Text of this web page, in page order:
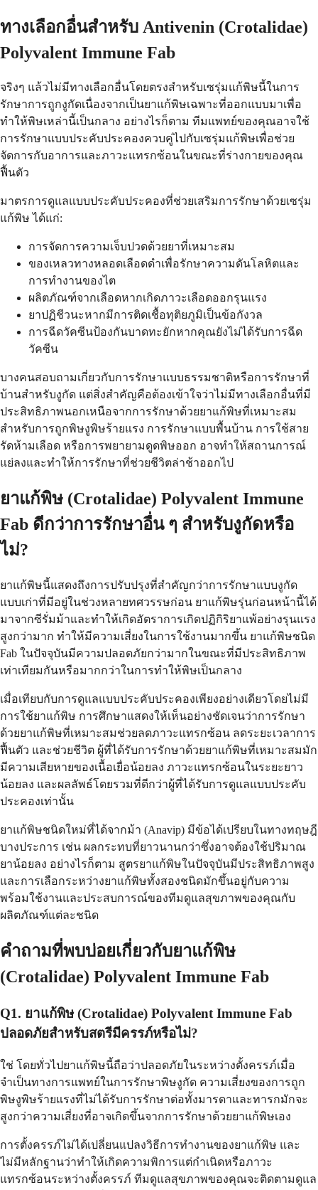
ทางเลือกอื่นสำหรับ Antivenin (Crotalidae)
Polyvalent Immune Fab
จริงๆ แล้วไม่มีทางเลือกอื่นโดยตรงสำหรับเซรุ่มแก้พิษนี้ในการ
รักษาการถูกงูกัดเนื่องจากเป็นยาแก้พิษเฉพาะที่ออกแบบมาเพื่อ
ทำให้พิษเหล่านี้เป็นกลาง อย่างไรก็ตาม ทีมแพทย์ของคุณอาจใช้
การรักษาแบบประคับประคองควบคู่ไปกับเซรุ่มแก้พิษเพื่อช่วย
จัดการกับอาการและภาวะแทรกซ้อนในขณะที่ร่างกายของคุณ
ฟื้นตัว
มาตรการดูแลแบบประคับประคองที่ช่วยเสริมการรักษาด้วยเซรุ่ม
แก้พิษ ได้แก่:
การจัดการความเจ็บปวดด้วยยาที่เหมาะสม
ของเหลวทางหลอดเลือดดำเพื่อรักษาความดันโลหิตและ
การทำงานของไต
ผลิตภัณฑ์จากเลือดหากเกิดภาวะเลือดออกรุนแรง
ยาปฏิชีวนะหากมีการติดเชื้อทุติยภูมิเป็นข้อกังวล
การฉีดวัคซีนป้องกันบาดทะยักหากคุณยังไม่ได้รับการฉีด
วัคซีน
บางคนสอบถามเกี่ยวกับการรักษาแบบธรรมชาติหรือการรักษาที่
บ้านสำหรับงูกัด แต่สิ่งสำคัญคือต้องเข้าใจว่าไม่มีทางเลือกอื่นที่มี
ประสิทธิภาพนอกเหนือจากการรักษาด้วยยาแก้พิษที่เหมาะสม
สำหรับการถูกพิษงูพิษร้ายแรง การรักษาแบบพื้นบ้าน การใช้สาย
รัดห้ามเลือด หรือการพยายามดูดพิษออก อาจทำให้สถานการณ์
แย่ลงและทำให้การรักษาที่ช่วยชีวิตล่าช้าออกไป
ยาแก้พิษ (Crotalidae) Polyvalent Immune
Fab ดีกว่าการรักษาอื่น ๆ สำหรับงูกัดหรือ
ไม่?
ยาแก้พิษนี้แสดงถึงการปรับปรุงที่สำคัญกว่าการรักษาแบบงูกัด
แบบเก่าที่มีอยู่ในช่วงหลายทศวรรษก่อน ยาแก้พิษรุ่นก่อนหน้านี้ได้
มาจากซีรั่มม้าและทำให้เกิดอัตราการเกิดปฏิกิริยาแพ้อย่างรุนแรง
สูงกว่ามาก ทำให้มีความเสี่ยงในการใช้งานมากขึ้น ยาแก้พิษชนิด
Fab ในปัจจุบันมีความปลอดภัยกว่ามากในขณะที่มีประสิทธิภาพ
เท่าเทียมกันหรือมากกว่าในการทำให้พิษเป็นกลาง
เมื่อเทียบกับการดูแลแบบประคับประคองเพียงอย่างเดียวโดยไม่มี
การใช้ยาแก้พิษ การศึกษาแสดงให้เห็นอย่างชัดเจนว่าการรักษา
ด้วยยาแก้พิษที่เหมาะสมช่วยลดภาวะแทรกซ้อน ลดระยะเวลาการ
ฟื้นตัว และช่วยชีวิต ผู้ที่ได้รับการรักษาด้วยยาแก้พิษที่เหมาะสมมัก
มีความเสียหายของเนื้อเยื่อน้อยลง ภาวะแทรกซ้อนในระยะยาว
น้อยลง และผลลัพธ์โดยรวมที่ดีกว่าผู้ที่ได้รับการดูแลแบบประคับ
ประคองเท่านั้น
ยาแก้พิษชนิดใหม่ที่ได้จากม้า (Anavip) มีข้อได้เปรียบในทางทฤษฎี
บางประการ เช่น ผลกระทบที่ยาวนานกว่าซึ่งอาจต้องใช้ปริมาณ
ยาน้อยลง อย่างไรก็ตาม สูตรยาแก้พิษในปัจจุบันมีประสิทธิภาพสูง
และการเลือกระหว่างยาแก้พิษทั้งสองชนิดมักขึ้นอยู่กับความ
พร้อมใช้งานและประสบการณ์ของทีมดูแลสุขภาพของคุณกับ
ผลิตภัณฑ์แต่ละชนิด
คำถามที่พบบ่อยเกี่ยวกับยาแก้พิษ
(Crotalidae) Polyvalent Immune Fab
Q1. ยาแก้พิษ (Crotalidae) Polyvalent Immune Fab
ปลอดภัยสำหรับสตรีมีครรภ์หรือไม่?
ใช่ โดยทั่วไปยาแก้พิษนี้ถือว่าปลอดภัยในระหว่างตั้งครรภ์เมื่อ
จำเป็นทางการแพทย์ในการรักษาพิษงูกัด ความเสี่ยงของการถูก
พิษงูพิษร้ายแรงที่ไม่ได้รับการรักษาต่อทั้งมารดาและทารกมักจะ
สูงกว่าความเสี่ยงที่อาจเกิดขึ้นจากการรักษาด้วยยาแก้พิษเอง
การตั้งครรภ์ไม่ได้เปลี่ยนแปลงวิธีการทำงานของยาแก้พิษ และ
ไม่มีหลักฐานว่าทำให้เกิดความพิการแต่กำเนิดหรือภาวะ
แทรกซ้อนระหว่างตั้งครรภ์ ทีมดูแลสุขภาพของคุณจะติดตามดูแล